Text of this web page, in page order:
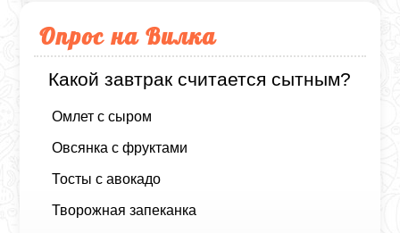
Опрос на Вилка
Какой завтрак считается сытным?
Омлет с сыром
Овсянка с фруктами
Тосты с авокадо
Творожная запеканка